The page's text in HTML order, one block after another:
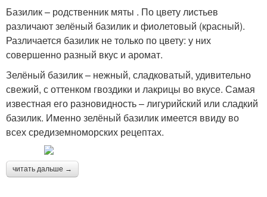
Базилик – родственник мяты . По цвету листьев
различают зелёный базилик и фиолетовый (красный).
Различается базилик не только по цвету: у них
совершенно разный вкус и аромат.
Зелёный базилик – нежный, сладковатый, удивительно
свежий, с оттенком гвоздики и лакрицы во вкусе. Самая
известная его разновидность – лигурийский или сладкий
базилик. Именно зелёный базилик имеется ввиду во
всех средиземноморских рецептах.
читать дальше →